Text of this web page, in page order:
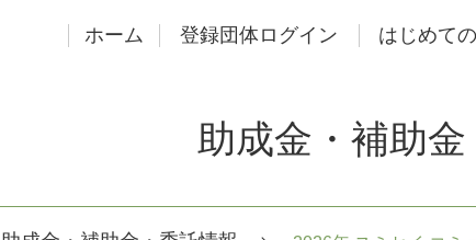
ホーム 登録団体ログイン はじめて
助成金・補助